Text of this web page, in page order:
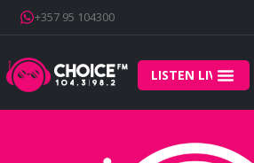
+357 95 104300
LISTEN LIVE